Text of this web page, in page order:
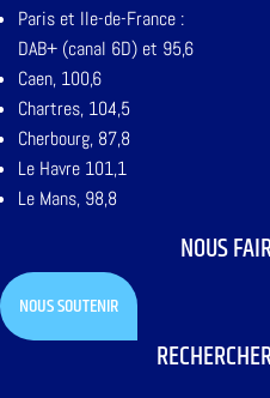
Paris et Ile-de-France :
DAB+ (canal 6D) et 95,6
Caen, 100,6
Chartres, 104,5
Cherbourg, 87,8
Le Havre 101,1
Le Mans, 98,8
NOUS
NOUS SOUTENIR